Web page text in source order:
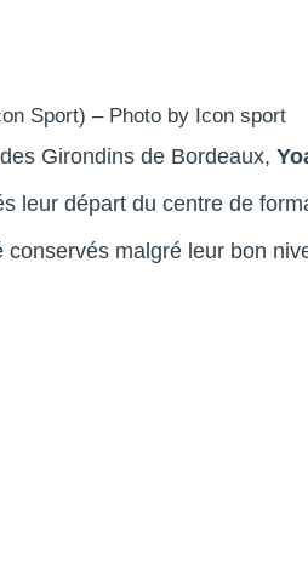
Sport) – Photo by Icon sport
Girondins de Bordeaux,
leur départ du centre de
conservés malgré leur bon